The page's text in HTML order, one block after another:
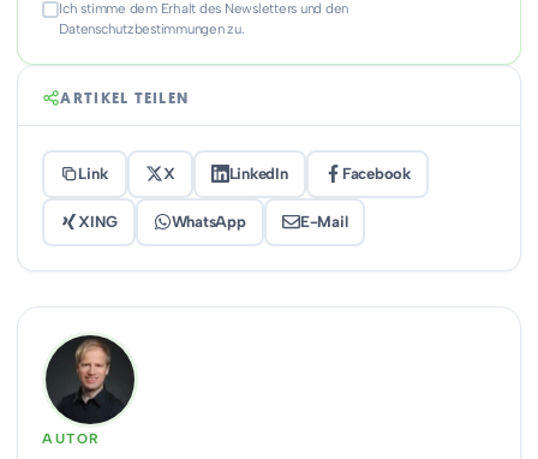
Ich stimme dem Erhalt des Newsletters und den
Datenschutzbestimmungen zu.
ARTIKEL TEILEN
Link X LinkedIn Facebook
XING WhatsApp E-Mail
AUTOR